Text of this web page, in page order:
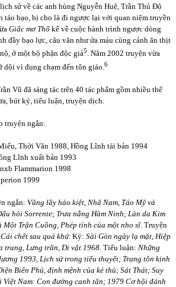
sử về các anh hùng Nguyễn Huệ, Trần Thủ Độ
táo bạo, bị cho là đi ngược lại với quan niệm truyền
Giấc mơ Thổ kể về cuộc hành trình ngược dòng
đầy bạo lực, câu văn như ứa máu cùng cảnh ăn thịt
ở một bộ phận độc giả5. Năm 2002 truyện vừa
dội vì đụng chạm đến tôn giáo. 6
Vũ đã sáng tác trên 40 tác phẩm gồm nhiều thể
bút ký, tiểu luận, truyện dịch.
truyện ngắn:
Thời Văn 1988, Hồng Lĩnh tái bản 1994
Lĩnh xuất bản 1993
Flammarion 1998
1999
ngắn: Vũng lầy hào kiệt Nhã Nam, Táo Mỹ và
hỏi Sorrente; Trưa nắng Hàm Ninh; Làn da Kim
Một Trận Cuồng, Phép tính của một nho sĩ. Truyện
chết sau quá khứ. Ký: Sài Gòn ngày lạ mặt, Hiệp
trang, Lưng trần, Di vật 1968. Tiểu luận: Những
1993, Lịch sử trong tiểu thuyết; Trang tôn kinh
Biên Phủ, định mệnh của kẻ thù; Sát Thát; Suy
Nam: Con đường canh tân; 1979 Cơ hội đánh